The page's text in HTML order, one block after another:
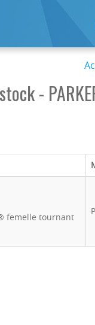
-
femelle tournant